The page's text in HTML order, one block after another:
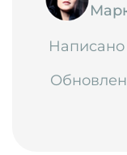
Написано